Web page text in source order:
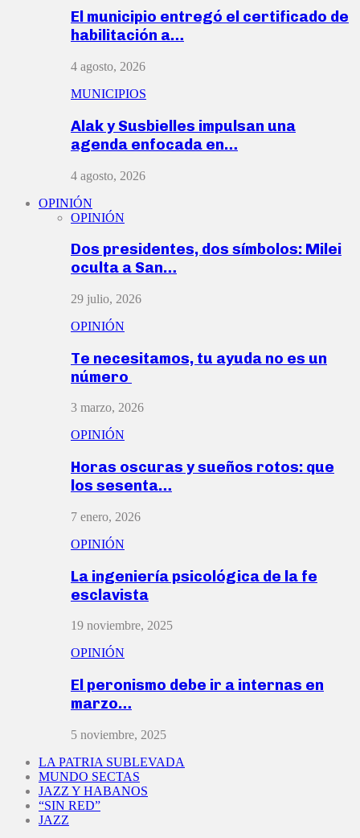
El municipio entregó el certificado de
habilitación a…
4 agosto, 2026
MUNICIPIOS
Alak y Susbielles impulsan una
agenda enfocada en…
4 agosto, 2026
OPINIÓN
OPINIÓN
Dos presidentes, dos símbolos: Milei
oculta a San…
29 julio, 2026
OPINIÓN
Te necesitamos, tu ayuda no es un
número
3 marzo, 2026
OPINIÓN
Horas oscuras y sueños rotos: que
los sesenta…
7 enero, 2026
OPINIÓN
La ingeniería psicológica de la fe
esclavista
19 noviembre, 2025
OPINIÓN
El peronismo debe ir a internas en
marzo…
5 noviembre, 2025
LA PATRIA SUBLEVADA
MUNDO SECTAS
JAZZ Y HABANOS
“SIN RED”
JAZZ